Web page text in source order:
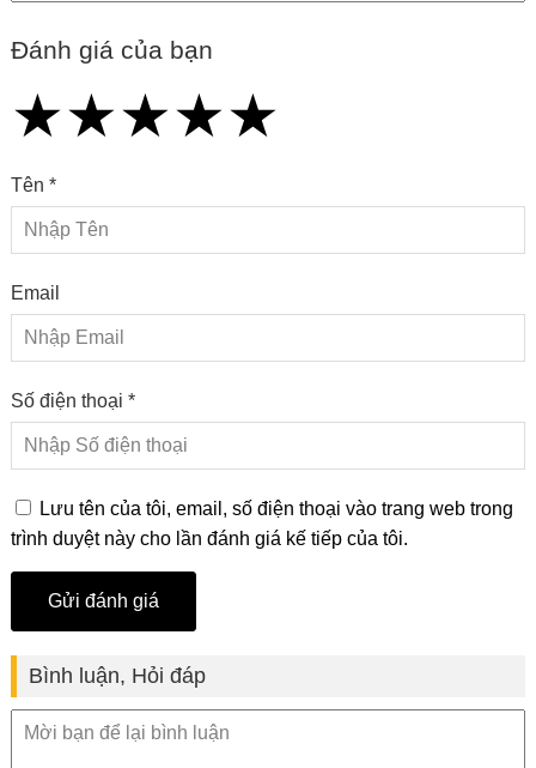
Đánh giá của bạn
★
★★
★★★
★★★★
★★★★★
Tên *
Email
Số điện thoại *
Lưu tên của tôi, email, số điện thoại vào trang web trong
trình duyệt này cho lần đánh giá kế tiếp của tôi.
Bình luận, Hỏi đáp